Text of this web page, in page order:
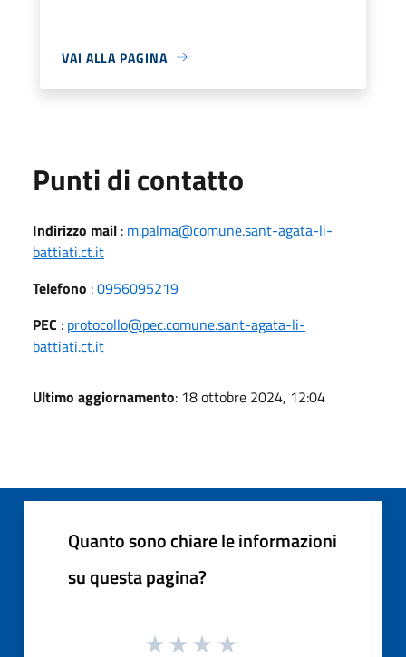
VAI ALLA PAGINA
Punti di contatto
Indirizzo mail : m.palma@comune.sant-agata-li-
battiati.ct.it
Telefono :0956095219
PEC : protocollo@pec.comune.sant-agata-li-
battiati.ct.it
Ultimo aggiornamento: 18 ottobre 2024, 12:04
Quanto sono chiare le informazioni
su questa pagina?